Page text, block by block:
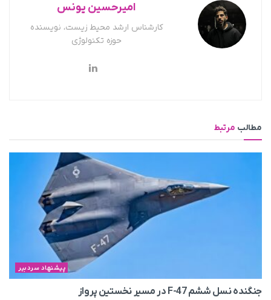
امیرحسین یونس
کارشناس ارشد محیط زیست، نویسنده
حوزه تکنولوژی
مطالب مرتبط
پیشنهاد سردبیر
جنگنده نسل ششم F-47 در مسیر نخستین پرواز